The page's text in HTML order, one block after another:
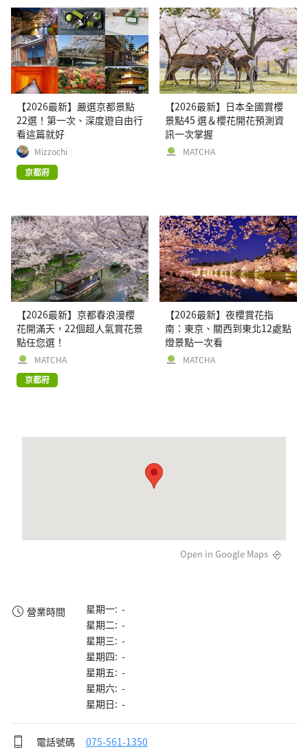
【2026最新】嚴選京都景點
22選！第一次、深度遊自由行
看這篇就好
Mizzochi
京都府
【2026最新】日本全國賞櫻
景點45 選＆櫻花開花預測資
訊一次掌握
MATCHA
【2026最新】京都春浪漫櫻
花開滿天，22個超人氣賞花景
點任您選！
MATCHA
京都府
【2026最新】夜櫻賞花指
南：東京、關西到東北12處點
燈景點一次看
MATCHA
Open in Google Maps
營業時間
星期一: -
星期二: -
星期三: -
星期四: -
星期五: -
星期六: -
星期日: -
電話號碼 075-561-1350